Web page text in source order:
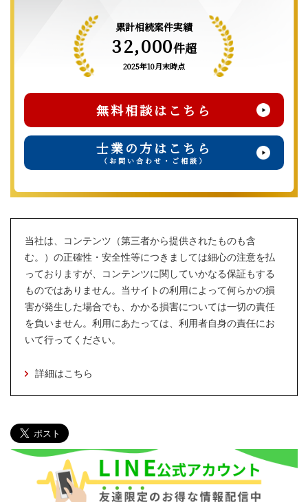
累計相続案件実績
32,000件超
2025年10月末時点
無料相談はこちら
士業の方はこちら
（お問い合わせ・ご相談）
当社は、コンテンツ（第三者から提供されたものも含
む。）の正確性・安全性等につきましては細心の注意を払
っておりますが、コンテンツに関していかなる保証もする
ものではありません。当サイトの利用によって何らかの損
害が発生した場合でも、かかる損害については一切の責任
を負いません。利用にあたっては、利用者自身の責任にお
いて行ってください。
詳細はこちら